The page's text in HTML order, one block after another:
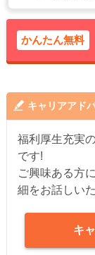
かんたん無料
キャリアアド
福利厚生充実
です!
ご興味ある方
細をお話しい
キ